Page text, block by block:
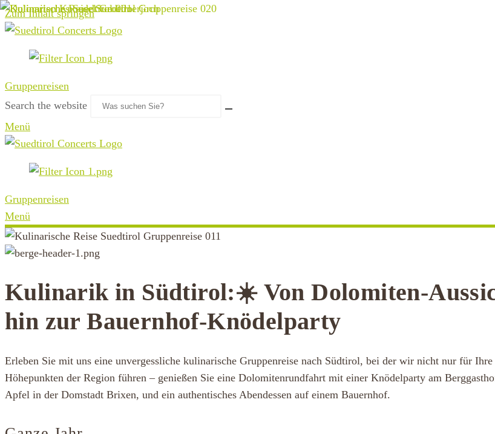
Zum Inhalt springen
Gruppenreisen
Search the website
Menü
Gruppenreisen
Menü
Kulinarik in Südtirol:☀️ Von Dolomiten-
hin zur Bauernhof-Knödelparty
Erleben Sie mit uns eine unvergessliche kulinarische Gruppenreise nach Südtirol, bei der wir nicht nur für
Höhepunkten der Region führen – genießen Sie eine Dolomitenrundfahrt mit einer Knödelparty am
Apfel in der Domstadt Brixen, und ein authentisches Abendessen auf einem Bauernhof.